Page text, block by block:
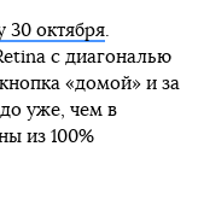
30 октября.
с диагональю
«домой» и за
уже, чем в
из 100%